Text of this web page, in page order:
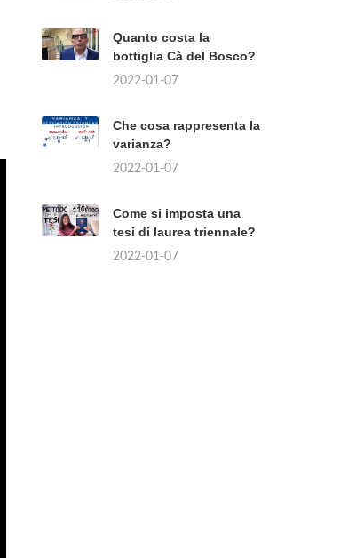
Quanto costa la
bottiglia Cà del Bosco?
2022-01-07
Che cosa rappresenta la
varianza?
2022-01-07
Come si imposta una
tesi di laurea triennale?
2022-01-07